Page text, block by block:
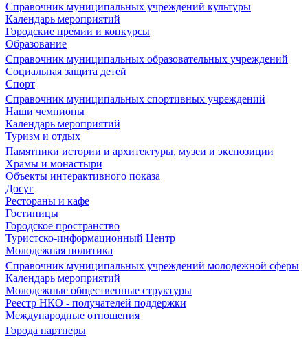
Справочник муниципальных учреждений культуры
Календарь мероприятий
Городские премии и конкурсы
Образование
Справочник муниципальных образовательных учреждений
Социальная защита детей
Спорт
Справочник муниципальных спортивных учреждений
Наши чемпионы
Календарь мероприятий
Туризм и отдых
Памятники истории и архитектуры, музеи и экспозиции
Храмы и монастыри
Объекты интерактивного показа
Досуг
Рестораны и кафе
Гостиницы
Городское пространство
Туристско-информационный Центр
Молодежная политика
Справочник муниципальных учреждений молодежной сферы
Календарь мероприятий
Молодежные общественные структуры
Реестр НКО - получателей поддержки
Международные отношения
Города партнеры